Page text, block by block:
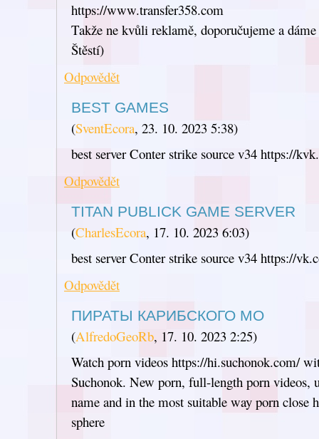
https://www.transfer358.com
Takže ne kvůli reklamě, doporučujeme a
Štěstí)
Odpovědět
BEST GAMES
(SventEcora, 23. 10. 2023 5:38)
best server Conter strike source v34 https://
Odpovědět
TITAN PUBLICK GAME SERVER
(CharlesEcora, 17. 10. 2023 6:03)
best server Conter strike source v34 https://
Odpovědět
ПИРАТЫ КАРИБСКОГО МО
(AlfredoGeoRb, 17. 10. 2023 2:25)
Watch porn videos https://hi.suchonok.com/
Suchonok. New porn, full-length porn videos,
name and in the most suitable way porn close
sphere